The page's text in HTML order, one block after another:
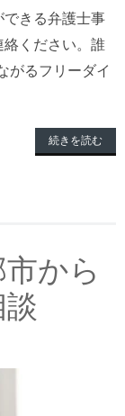
きる弁護士事
ください。誰
がるフリーダイ
続きを読む
から